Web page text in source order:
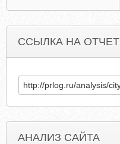
ССЫЛКА НА ОТЧЕТ
АНАЛИЗ САЙТА